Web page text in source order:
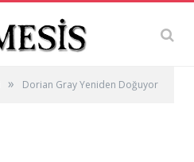
» Dorian Gray Yeniden Doğuyor